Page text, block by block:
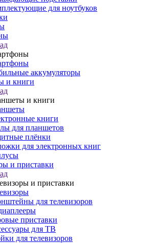
для ноутбуков
аккумуляторы
и книги
и книги
книги
для планшетов
плёнки
для электронных книг
и приставки
и приставки
для телевизоров
приставки
для ТВ
для телевизоров